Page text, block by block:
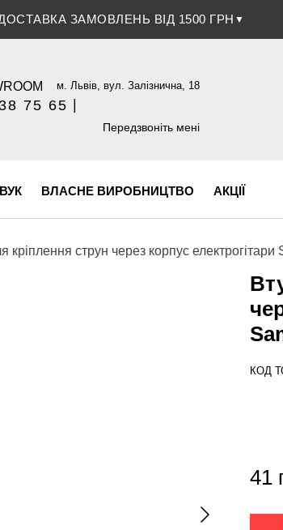
ОПЛАТІ БАНКІВСЬКОЮ КАРТКОЮ▼
м. Львів, вул. Залізнична, 18
75 65
(096) 609 84 32
Передзвоніть мені
ВЛАСНЕ ВИРОБНИЦТВО АКЦІЇ
кріплення струн через корпус
КОД
41